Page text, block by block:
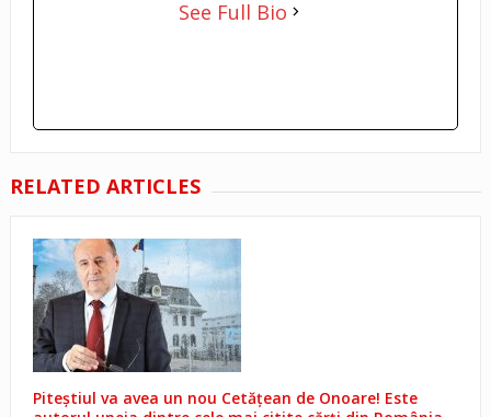
See Full Bio
RELATED ARTICLES
Piteștiul va avea un nou Cetățean de Onoare! Este